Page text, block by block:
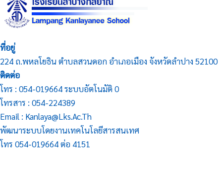
ที่อยู่
224 ถ.พหลโยธิน ตำบลสวนดอก อำเภอเมือง จังหวัดลำปาง 52100
ติดต่อ
โทร : 054-019664 ระบบอัตโนมัติ 0
โทรสาร : 054-224389
Email : Kanlaya@lks.ac.th
พัฒนาระบบโดยงานเทคโนโลยีสารสนเทศ
โทร 054-019664 ต่อ 4151